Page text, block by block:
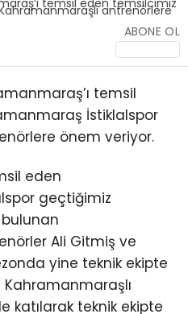
ABONE OL
temsil
İstiklalspor
önem veriyor.
eden
geçtiğimiz
Ali Gitmiş ve
yine teknik ekipte
katılarak teknik ekipte